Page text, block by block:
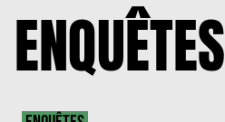
ENQUÊTES